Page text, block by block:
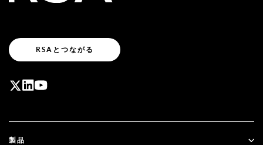
RSAとつながる
製品